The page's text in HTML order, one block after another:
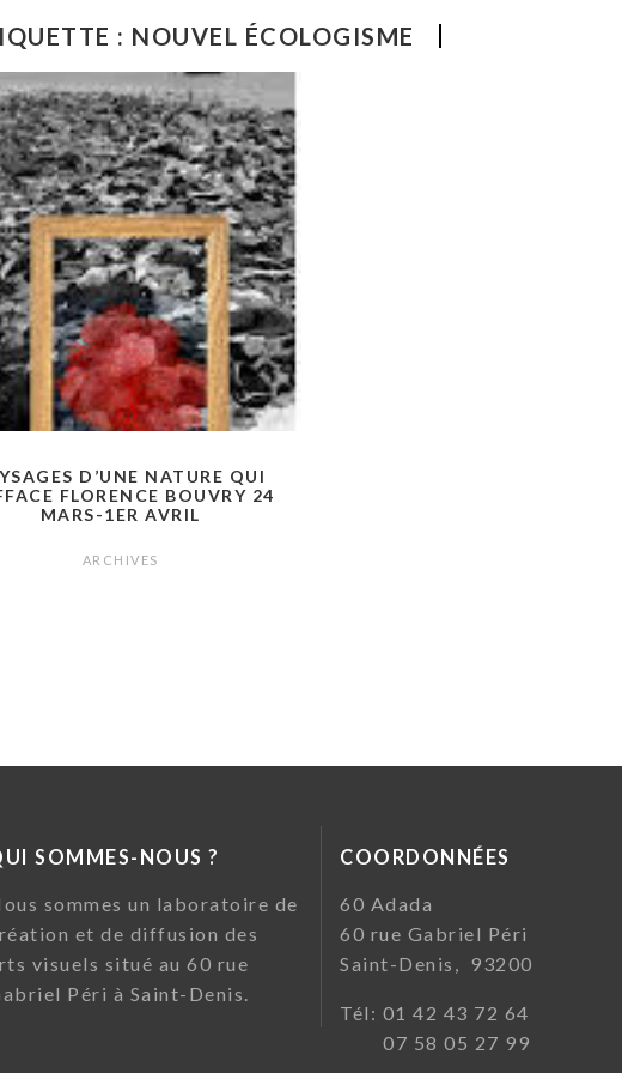
: NOUVEL ÉCOLOGISME
D’UNE NATURE QUI
FLORENCE BOUVRY 24
MARS-1ER AVRIL
ARCHIVES
SOMMES-NOUS ?
sommes un laboratoire de
et de diffusion des
visuels situé au 60 rue
Péri à Saint-Denis.
COORDONNÉES
60 Adada
60 rue Gabriel Péri
Saint-Denis, 93200
Tél: 01 42 43 72 64
07 58 05 27 99